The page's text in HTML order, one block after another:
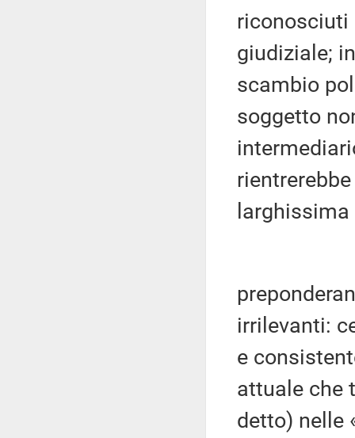
riconosciuti
giudiziale;
scambio
soggetto
larghissima
irrilevanti:
e
attuale che
detto) nelle